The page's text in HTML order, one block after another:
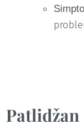
Patlidžan